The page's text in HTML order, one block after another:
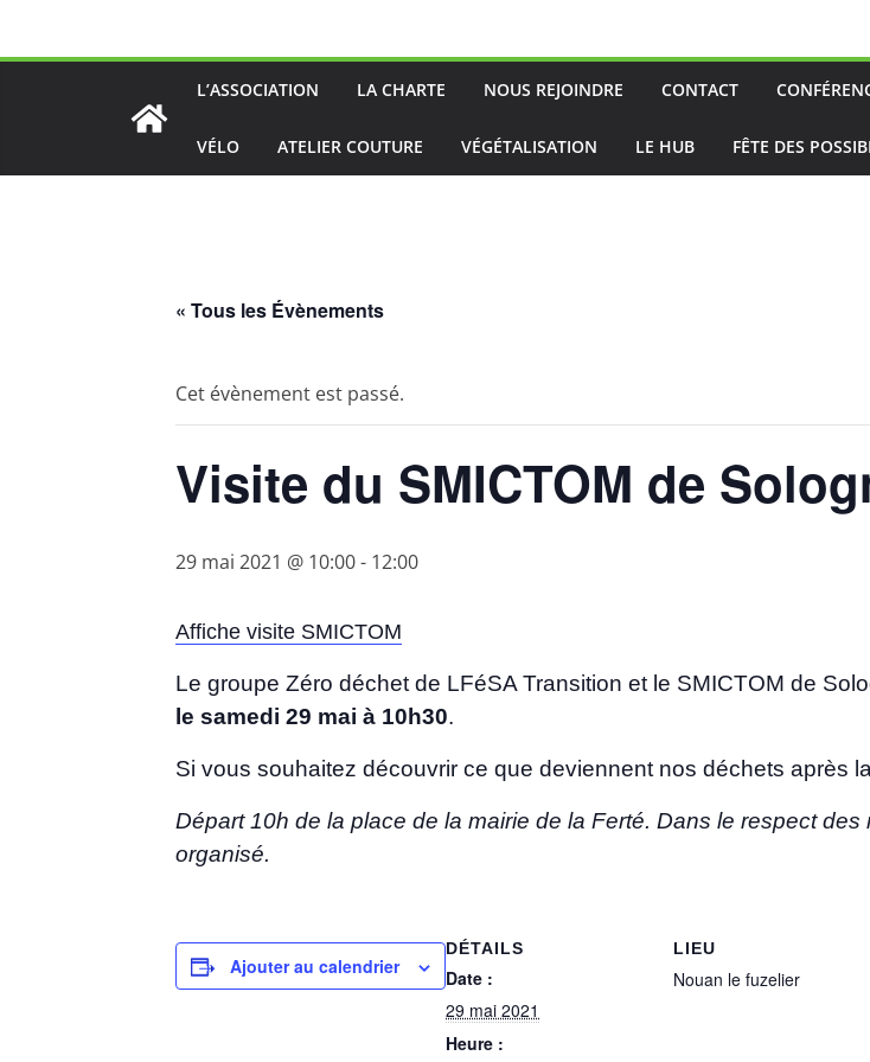
L’ASSOCIATION LA CHARTE NOUS REJOINDRE CONTACT
VÉLO ATELIER COUTURE VÉGÉTALISATION LE HUB FÊTE DES
« Tous les Évènements
Cet évènement est passé.
Visite du SMICTOM de
29 mai 2021 @ 10:00- 12:00
Affiche visite SMICTOM
Le groupe Zéro déchet de LFéSA Transition et le SMICTOM de
le samedi 29 mai à 10h30.
Si vous souhaitez découvrir ce que deviennent nos déchets après
Départ 10h de la place de la mairie de la Ferté. Dans le respect
organisé.
Ajouter au calendrier
DÉTAILS
Date :
29 mai 2021
Heure :
LIEU
Nouan le fuzelier